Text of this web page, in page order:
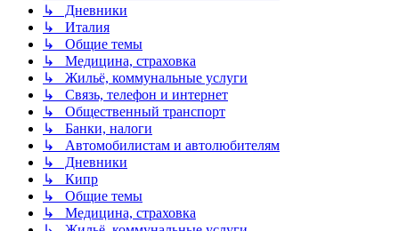
↳ Дневники
↳ Италия
↳ Общие темы
↳ Медицина, страховка
↳ Жильё, коммунальные услуги
↳ Связь, телефон и интернет
↳ Общественный транспорт
↳ Банки, налоги
↳ Автомобилистам и автолюбителям
↳ Дневники
↳ Кипр
↳ Общие темы
↳ Медицина, страховка